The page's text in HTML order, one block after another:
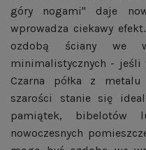
góry nogami" daje
wprowadza ciekawy
ozdobą ściany we
minimalistycznych - jeśli
Czarna półka z
szarości stanie się
pamiątek, bibelotów
nowoczesnych